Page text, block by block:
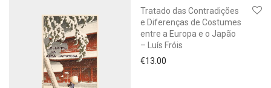
Tratado das Contradições
e Diferenças de Costumes
entre a Europa e o Japão
– Luís Fróis
€13.00